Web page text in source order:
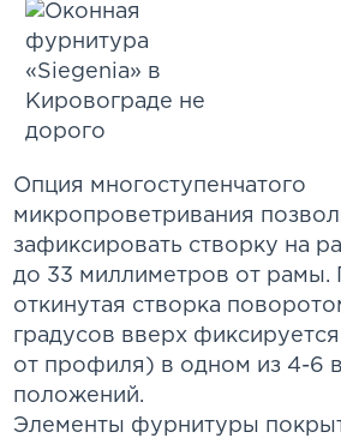
Опция многоступенчатого
микропроветривания
зафиксировать створку на
до 33 миллиметров от рамы.
откинутая створка
градусов вверх
от профиля) в одном из 4-6
положений.
Элементы фурнитуры